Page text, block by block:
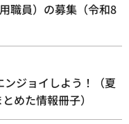
職員）の募集（令和8
ジョイしよう！（夏
めた情報冊子）